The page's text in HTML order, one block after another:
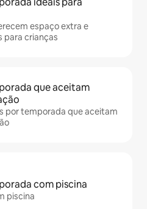
espaço extra e
para crianças
que aceitam
por temporada que aceitam
com piscina
piscina